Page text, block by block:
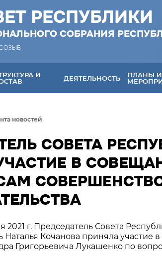
РЕСПУБЛИКИ
СОБРАНИЯ
И
ДЕЯТЕЛЬНОСТЬ
ПЛАНЫ И
новостей
СОВЕТА
В
2021 г. Председатель Совета
Наталья Кочанова приняла
Григорьевича Лукашенко по